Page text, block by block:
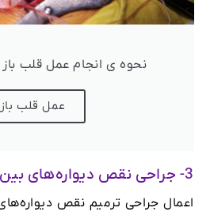
نحوه ی انجام عمل قلب
عمل قلب باز
3- جراحی نقص دیواره‌های بین دهلیزی و بطنی
اعمال جراحی ترمیم نقص